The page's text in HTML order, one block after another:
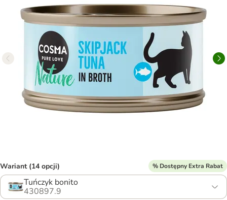
Wariant (14 opcji) % Dostępny Extra Rabat
Tuńczyk bonito
430897.9